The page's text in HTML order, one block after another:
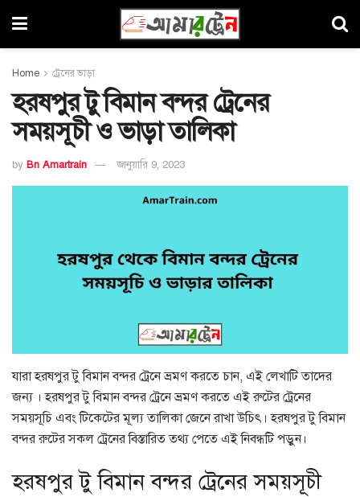
Home ট্রেনের ভাড়া
হরষপুর টু বিমান বন্দর ট্রেনের
সময়সূচী ও ভাড়া তালিকা
by Bn Amartrain জানুয়ারি 9, 2023
যারা হরষপুর টু বিমান বন্দর ট্রেনে ভ্রমণ করতে চান, এই লেখাটি তাদের
জন্য । হরষপুর টু বিমান বন্দর ট্রেনে ভ্রমণ করতে এই রুটের ট্রেনের
সময়সূচি এবং টিকেটের মূল্য তালিকা জেনে রাখা উচিৎ। হরষপুর টু বিমান
বন্দর রুটের সকল ট্রেনের বিস্তারিত তথ্য পেতে এই নিবন্ধটি পড়ুন।
হরষপুর টু বিমান বন্দর ট্রেনের সময়সূচী